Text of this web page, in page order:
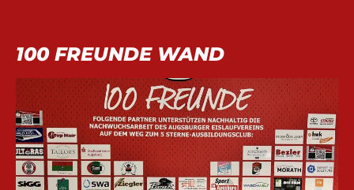
100 FREUNDE WAND